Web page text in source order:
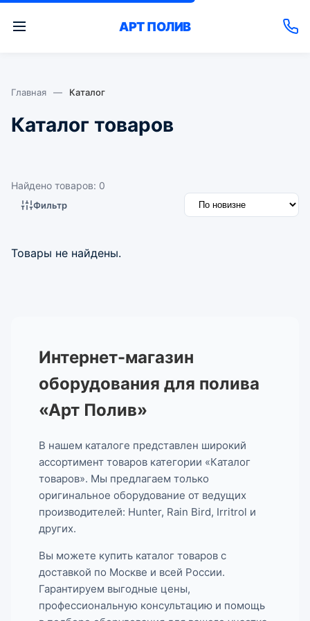
АРТ ПОЛИВ
Главная — Каталог
Каталог товаров
Найдено товаров: 0
Фильтр
Товары не найдены.
Интернет-магазин
оборудования для полива
«Арт Полив»
В нашем каталоге представлен широкий
ассортимент товаров категории «Каталог
товаров». Мы предлагаем только
оригинальное оборудование от ведущих
производителей: Hunter, Rain Bird, Irritrol и
других.
Вы можете купить каталог товаров с
доставкой по Москве и всей России.
Гарантируем выгодные цены,
профессиональную консультацию и помощь